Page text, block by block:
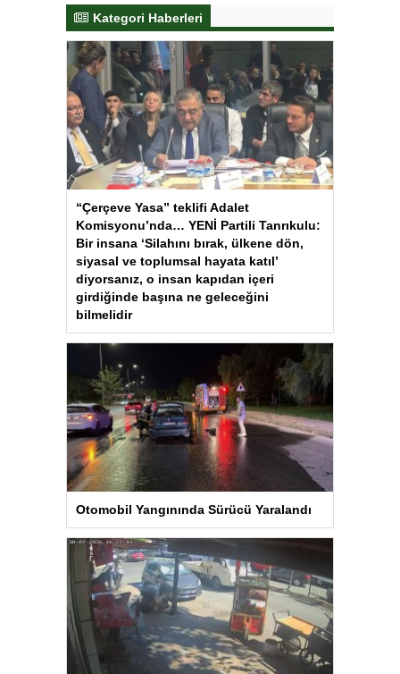
Kategori Haberleri
“Çerçeve Yasa” teklifi Adalet
Komisyonu’nda… YENİ Partili Tanrıkulu:
Bir insana ‘Silahını bırak, ülkene dön,
siyasal ve toplumsal hayata katıl’
diyorsanız, o insan kapıdan içeri
girdiğinde başına ne geleceğini
bilmelidir
Otomobil Yangınında Sürücü Yaralandı